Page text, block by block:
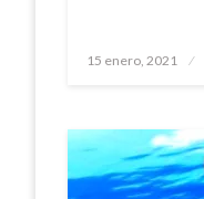
Publicado
15 enero, 2021